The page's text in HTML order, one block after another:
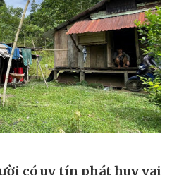
có uy tín phát huy vai